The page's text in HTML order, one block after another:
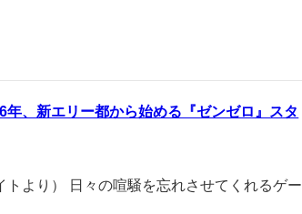
年、新エリー都から始める『ゼンゼロ』スタ
より） 日々の喧騒を忘れさせてくれるゲー